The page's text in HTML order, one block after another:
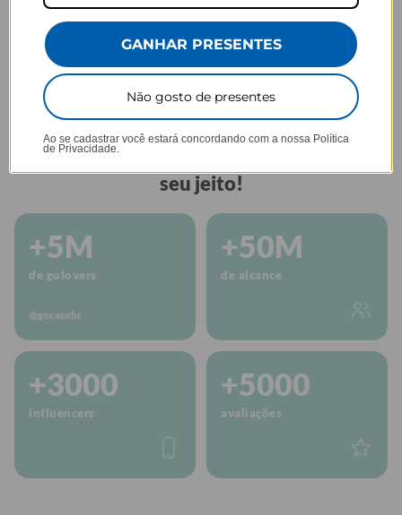
Alça embutida
Tampa anti
Perfeita para sua
rotina
GOCASE
Há mais de 10 anos personalizando do
seu jeito!
+5M
de golovers
@gocasebr
+50M
de alcance
+3000
influencers
+5000
avaliações
GANHAR PRESENTES
Não gosto de presentes
Ao se cadastrar você estará concordando com a nossa Política
de Privacidade.